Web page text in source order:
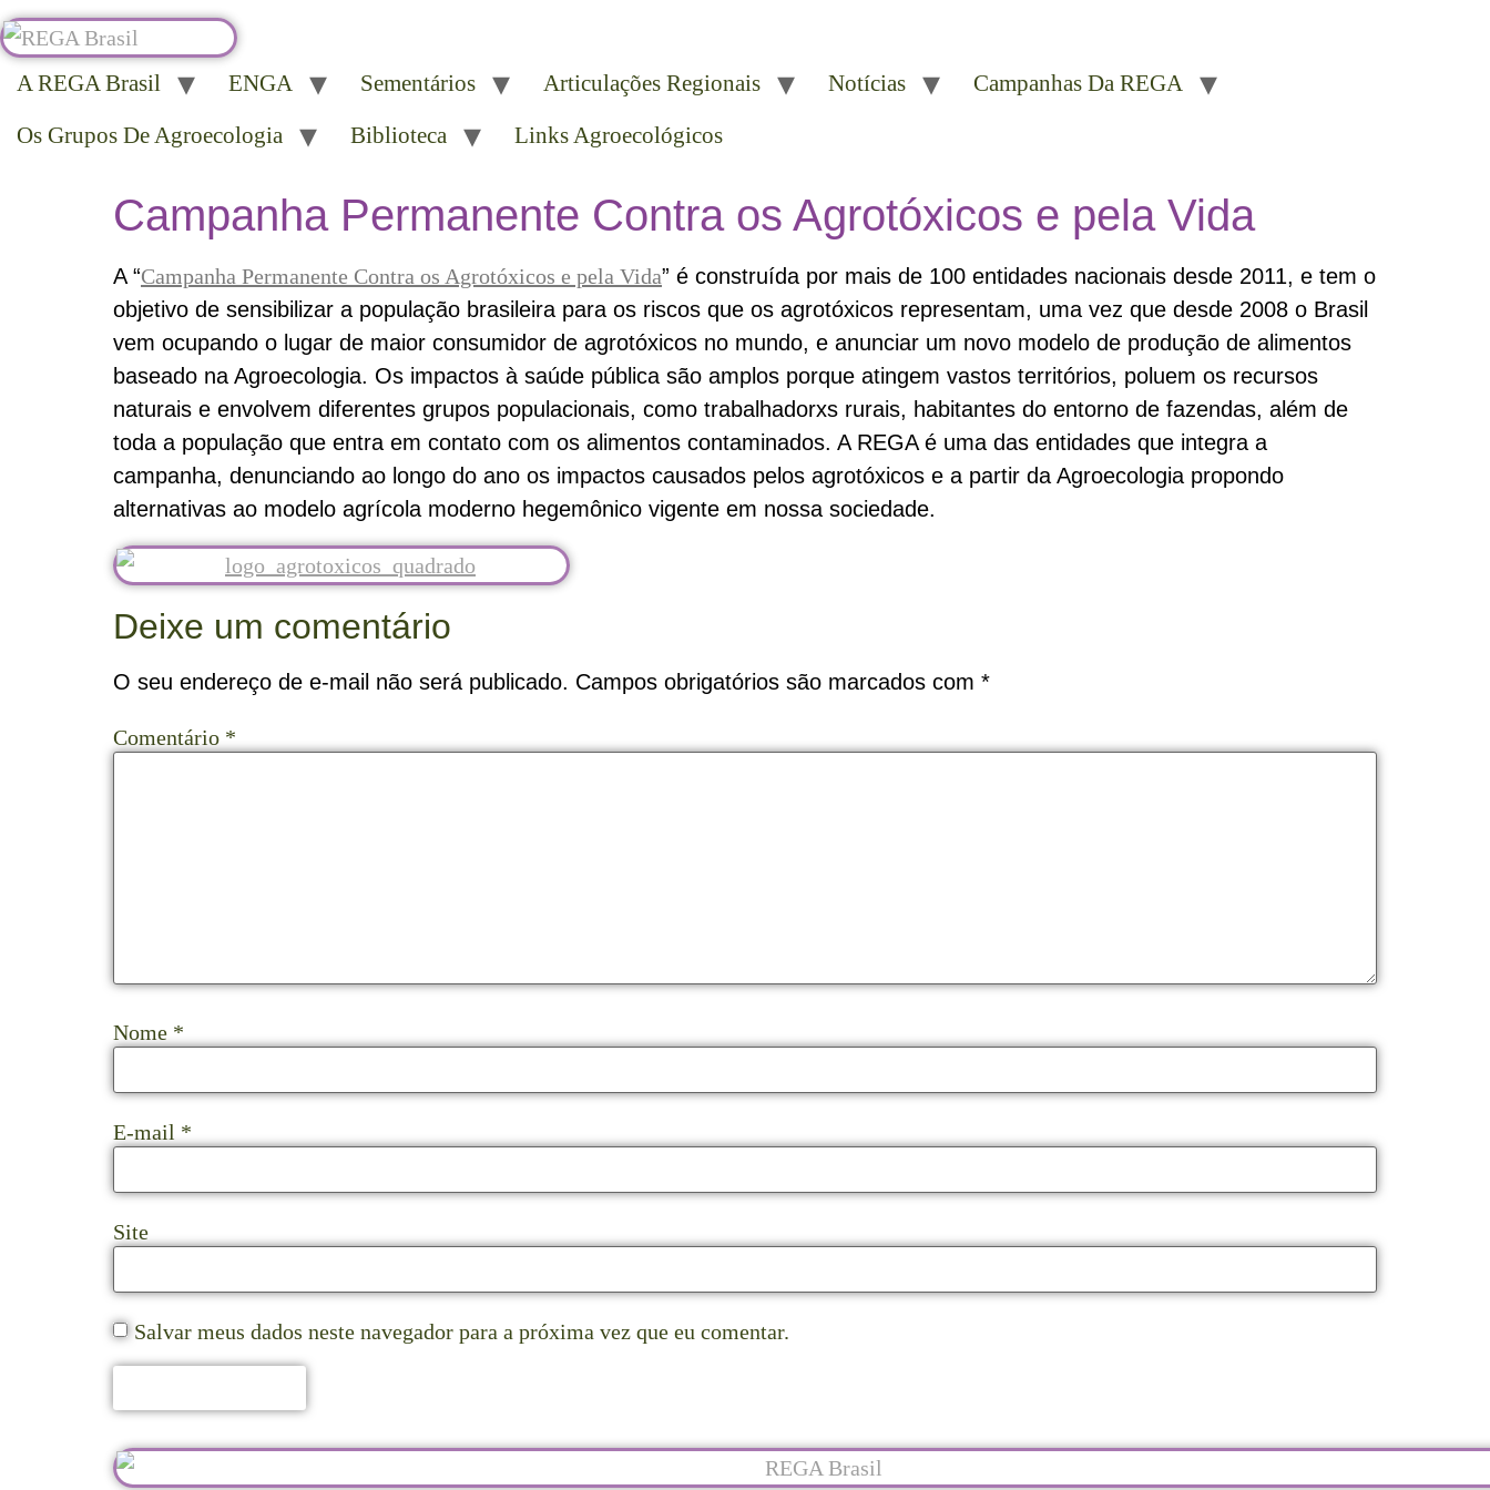
A REGA Brasil ENGA Sementários Articulações Regionais Notícias
Campanhas Da REGA
Os Grupos De Agroecologia
Biblioteca Links Agroecológicos
Campanha Permanente Contra os Agrotóxicos e pela Vida
A “Campanha Permanente Contra os Agrotóxicos e pela Vida” é construída por mais de 100 entidades nacionais desde 2011, e tem o
objetivo de sensibilizar a população brasileira para os riscos que os agrotóxicos representam, uma vez que desde 2008 o Brasil
vem ocupando o lugar de maior consumidor de agrotóxicos no mundo, e anunciar um novo modelo de produção de alimentos
baseado na Agroecologia. Os impactos à saúde pública são amplos porque atingem vastos territórios, poluem os recursos
naturais e envolvem diferentes grupos populacionais, como trabalhadorxs rurais, habitantes do entorno de fazendas, além de
toda a população que entra em contato com os alimentos contaminados. A REGA é uma das entidades que integra a
campanha, denunciando ao longo do ano os impactos causados pelos agrotóxicos e a partir da Agroecologia propondo
alternativas ao modelo agrícola moderno hegemônico vigente em nossa sociedade.
Deixe um comentário
O seu endereço de e-mail não será publicado. Campos obrigatórios são marcados com *
Comentário *
Nome *
E-mail *
Site
Salvar meus dados neste navegador para a próxima vez que eu comentar.